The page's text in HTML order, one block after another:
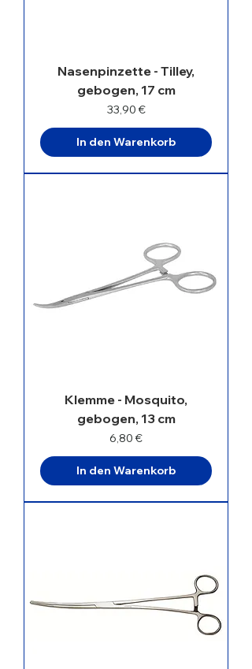
Nasenpinzette - Tilley,
gebogen, 17 cm
Preis
33,90 €
In den Warenkorb
Klemme - Mosquito,
gebogen, 13 cm
Preis
6,80 €
In den Warenkorb